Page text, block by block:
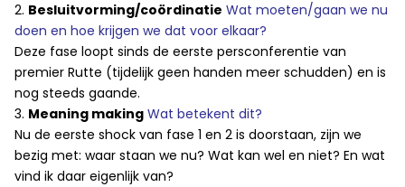
2. Besluitvorming/coördinatie Wat moeten/gaan we nu
doen en hoe krijgen we dat voor elkaar?
Deze fase loopt sinds de eerste persconferentie van
premier Rutte (tijdelijk geen handen meer schudden) en is
nog steeds gaande.
3. Meaning making Wat betekent dit?
Nu de eerste shock van fase 1 en 2 is doorstaan, zijn we
bezig met: waar staan we nu? Wat kan wel en niet? En wat
vind ik daar eigenlijk van?